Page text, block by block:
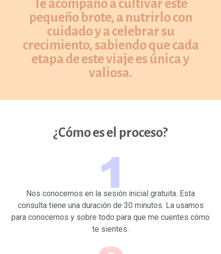
Te acompaño a cultivar este
pequeño brote, a nutrirlo con
cuidado y a celebrar su
crecimiento, sabiendo que cada
etapa de este viaje es única y
valiosa.
¿Cómo es el proceso?
Nos conocemos en la sesión inicial gratuita. Esta
consulta tiene una duración de 30 minutos. La usamos
para conocernos y sobre todo para que me cuentes cómo
te sientes.